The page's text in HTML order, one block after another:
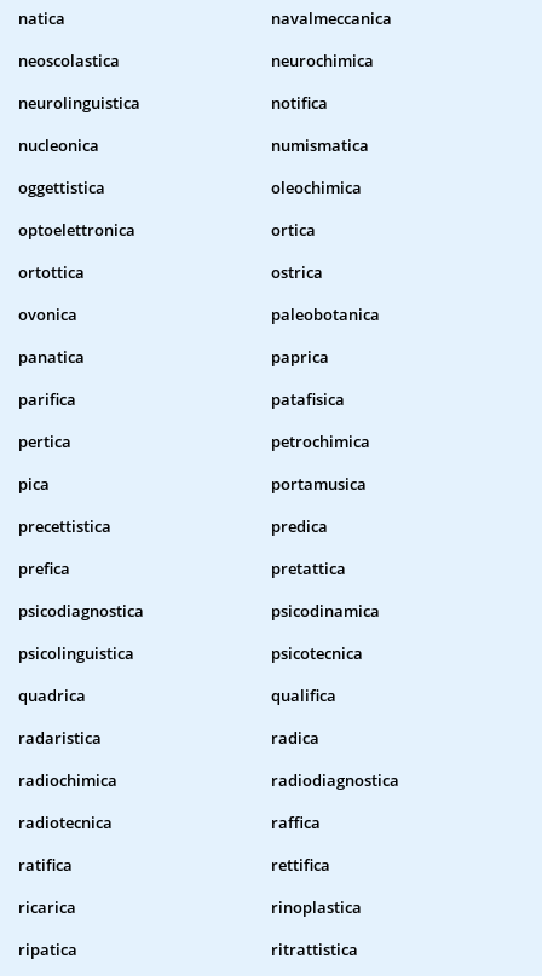
natica
navalmeccanica
neoscolastica
neurochimica
neurolinguistica
notifica
nucleonica
numismatica
oggettistica
oleochimica
optoelettronica
ortica
ortottica
ostrica
ovonica
paleobotanica
panatica
paprica
parifica
patafisica
pertica
petrochimica
pica
portamusica
precettistica
predica
prefica
pretattica
psicodiagnostica
psicodinamica
psicolinguistica
psicotecnica
quadrica
qualifica
radaristica
radica
radiochimica
radiodiagnostica
radiotecnica
raffica
ratifica
rettifica
ricarica
rinoplastica
ripatica
ritrattistica